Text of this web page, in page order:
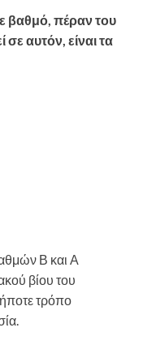
βαθμό, πέραν του
σε αυτόν, είναι τα
Β και Α
βίου του
τρόπο